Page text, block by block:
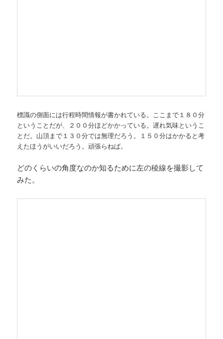
標識の側面には行程時間情報が書かれている。ここまで１８０分
ということだが、２００分ほどかかっている。遅れ気味というこ
とだ。山頂まで１３０分では無理だろう。１５０分はかかると考
えたほうがいいだろう。頑張らねば。
どのくらいの角度なのか知るために左の稜線を撮影して
みた。